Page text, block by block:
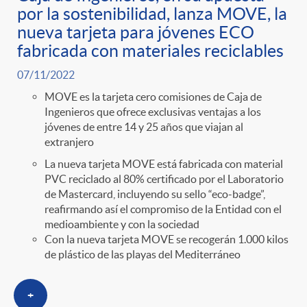
o
r
s
por la sostenibilidad, lanza MOVE, la
nueva tarjeta para jóvenes ECO
fabricada con materiales reciclables
07/11/2022
MOVE es la tarjeta cero comisiones de Caja de
Ingenieros que ofrece exclusivas ventajas a los
jóvenes de entre 14 y 25 años que viajan al
extranjero
La nueva tarjeta MOVE está fabricada con material
PVC reciclado al 80% certificado por el Laboratorio
de Mastercard, incluyendo su sello “eco-badge”,
reafirmando así el compromiso de la Entidad con el
medioambiente y con la sociedad
Con la nueva tarjeta MOVE se recogerán 1.000 kilos
de plástico de las playas del Mediterráneo
+